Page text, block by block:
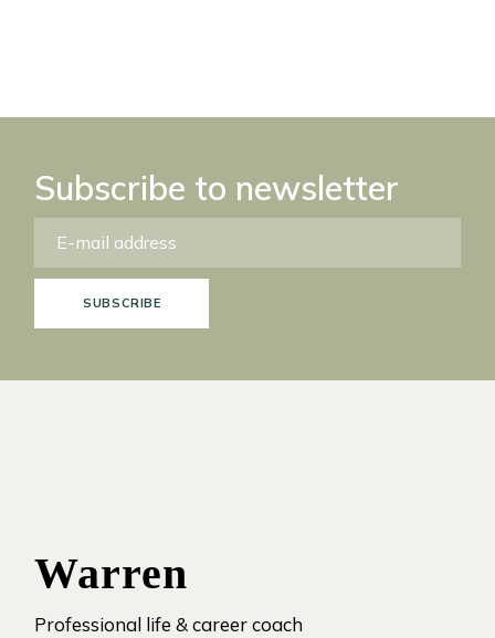
Subscribe to newsletter
SUBSCRIBE
Warren
Professional life & career coach